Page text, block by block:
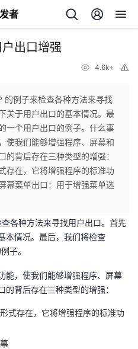
者
出口增强
4.6k+
的例子来检查各种方法来寻找
关于用户出口的基本情况。最
一个用户出口的例子。什么事
使我们能够增强程序、屏幕和
背后存在三种类型的增强：
存在，它将增强程序的标准功
幕菜单出口：用于增强菜单选
各种方法来寻找用户出口。首先
本情况。最后，我们将检查
子。
能，使我们能够增强程序、屏幕
背后存在三种类型的增强：
式存在，它将增强程序的标准功